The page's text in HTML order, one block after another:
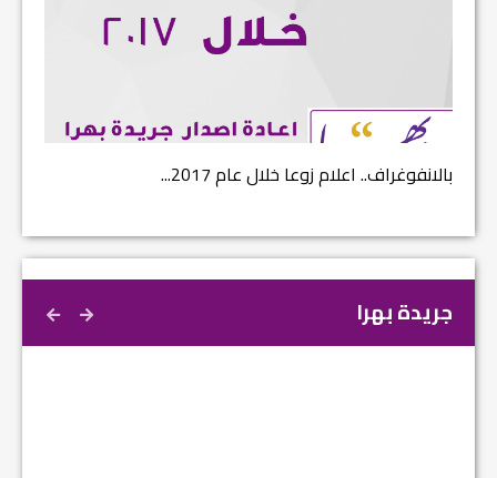
بالانفوغراف.. اعلام زوعا خلال عام 2017...
جريدة بهرا